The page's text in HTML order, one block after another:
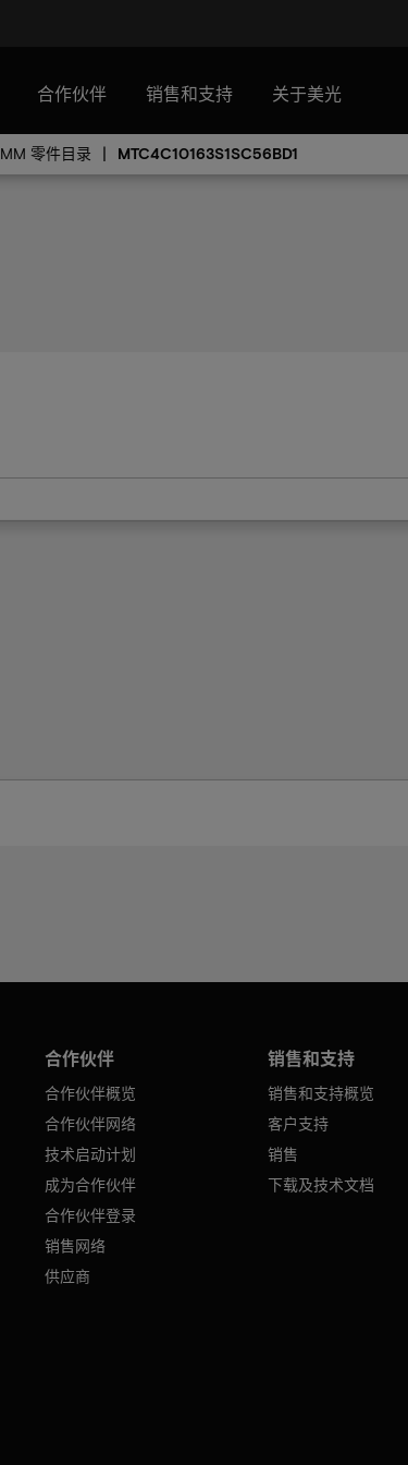
合作伙伴 销售和支持 关于美光
零件目录 MTC4C10163S1SC56BD1
合作伙伴
合作伙伴概览
合作伙伴网络
技术启动计划
成为合作伙伴
合作伙伴登录
销售网络
供应商
销售和支持
销售和支持概览
客户支持
销售
下载及技术文档